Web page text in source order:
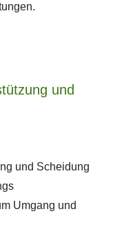
und
und Scheidung
Umgang und